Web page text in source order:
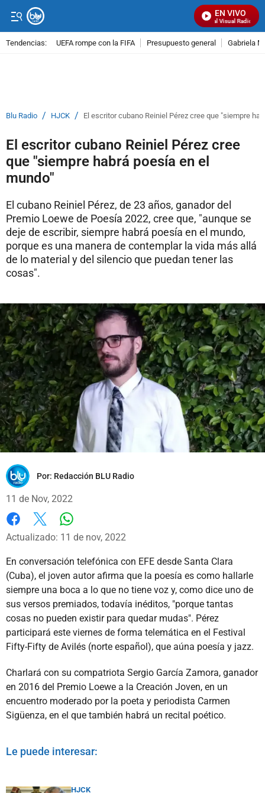
EN VIVO
Señal Visual Radio
Tendencias: UEFA rompe con la FIFA Presupuesto general Gabriela
Blu Radio / HJCK / El escritor cubano Reiniel Pérez cree que "siempre
El escritor cubano Reiniel Pérez cree
que "siempre habrá poesía en el
mundo"
El cubano Reiniel Pérez, de 23 años, ganador del
Premio Loewe de Poesía 2022, cree que, "aunque se
deje de escribir, siempre habrá poesía en el mundo,
porque es una manera de contemplar la vida más allá
de lo material y del silencio que puedan tener las
cosas".
Por: Redacción BLU Radio
11 de Nov, 2022
Facebook
X
Actualizado: 11 de nov, 2022
En conversación telefónica con EFE desde Santa Clara
(Cuba), el joven autor afirma que la poesía es como hallarle
siempre una boca a lo que no tiene voz y, como dice uno de
sus versos premiados, todavía inéditos, "porque tantas
cosas no pueden existir para quedar mudas". Pérez
participará este viernes de forma telemática en el Festival
Fifty-Fifty de Avilés (norte español), que aúna poesía y jazz.
Charlará con su compatriota Sergio García Zamora, ganador
en 2016 del Premio Loewe a la Creación Joven, en un
encuentro moderado por la poeta y periodista Carmen
Sigüenza, en el que también habrá un recital poético.
Le puede interesar:
HJCK